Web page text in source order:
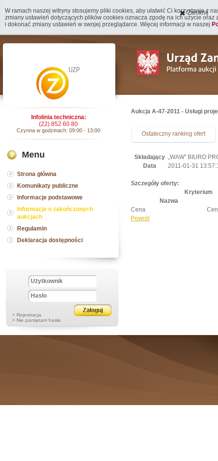
W ramach naszej witryny stosujemy pliki cookies, aby ułatwić Ci korzystanie z
zmiany ustawień dotyczących plików cookies oznacza zgodę na ich użycie
i dokonać zmiany ustawień w swojej przeglądarce. Więcej informacji w naszej
Zamknij
Aukcja A-47-2011 - Usługi
Ostateczny ranking ofert
Składający „WAW” BIURO
Data
2011-01-31
Szczegóły oferty:
Kryterium
Nazwa
Cena
Powrót
Infolinia techniczna:
(22) 852 60 80
Czynna w godzinach: 09:00 - 13:00
Menu
Strona główna
Komunikaty publiczne
Informacje podstawowe
Informacje o zakończonych
aukcjach
Regulamin
Deklaracja dostępności
> Rejestracja
> Nie pamiętam hasła